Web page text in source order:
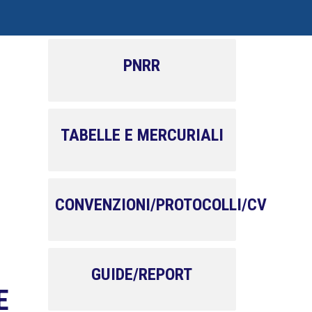
PNRR
TABELLE E MERCURIALI
CONVENZIONI/PROTOCOLLI/CV
GUIDE/REPORT